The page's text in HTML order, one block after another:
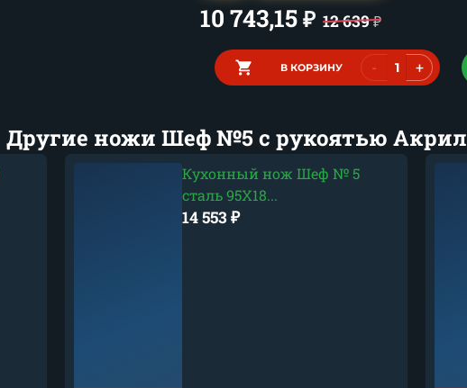
10 743,15₽ 12 639₽
В КОРЗИНУ - +
Другие ножи Шеф №5 с рукоятью Акрил
Кухонный нож Шеф № 5
сталь 95Х18...
14 553 ₽